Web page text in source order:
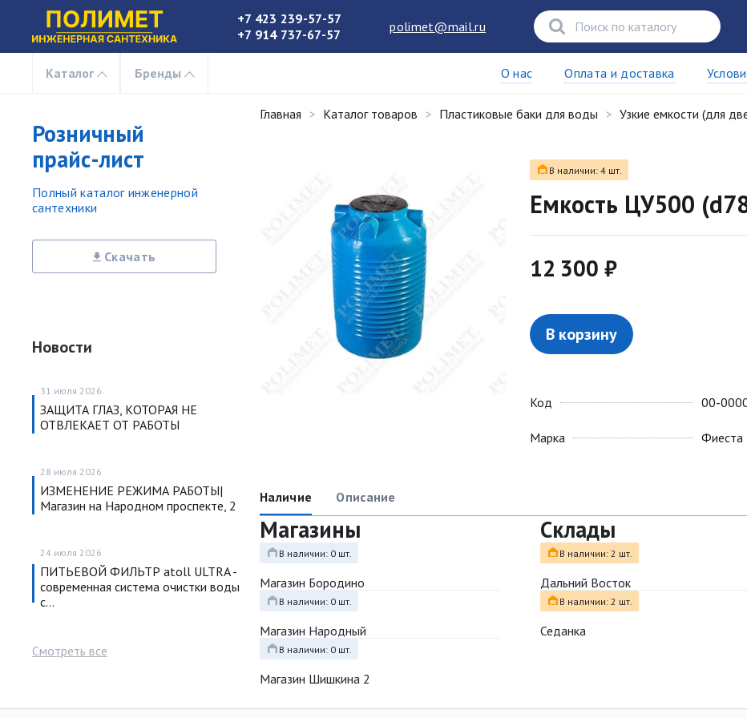
+7 423 239-57-57
+7 914 737-67-57
polimet@mail.ru
Каталог Бренды О нас Оплата и доставка
Розничный
прайс-лист
Полный каталог инженерной
сантехники
Скачать
Новости
31 июля 2026
ЗАЩИТА ГЛАЗ, КОТОРАЯ НЕ
ОТВЛЕКАЕТ ОТ РАБОТЫ
28 июля 2026
ИЗМЕНЕНИЕ РЕЖИМА РАБОТЫ|
Магазин на Народном проспекте, 2
24 июля 2026
ПИТЬЕВОЙ ФИЛЬТР atoll ULTRA -
современная система очистки воды
с…
Смотреть все
Главная Каталог товаров Пластиковые баки для воды Узкие емкости (для
В наличии: 4 шт.
Емкость ЦУ500
12 300 ₽
В корзину
Код
Марка
00-
Фиеста
Наличие Описание
Магазины
В наличии: 0 шт.
Магазин Бородино
В наличии: 0 шт.
Магазин Народный
В наличии: 0 шт.
Магазин Шишкина 2
Склады
В наличии: 2 шт.
Дальний Восток
В наличии: 2 шт.
Седанка